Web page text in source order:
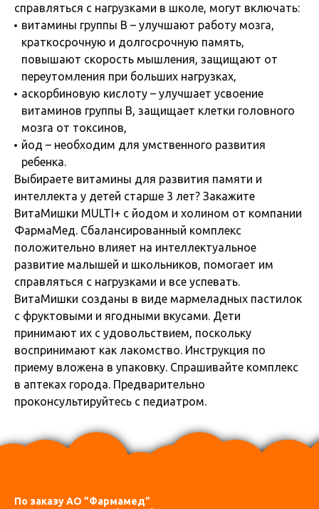
справляться с нагрузками в школе, могут включать:
витамины группы B – улучшают работу мозга,
краткосрочную и долгосрочную память,
повышают скорость мышления, защищают от
переутомления при больших нагрузках,
аскорбиновую кислоту – улучшает усвоение
витаминов группы B, защищает клетки головного
мозга от токсинов,
йод – необходим для умственного развития
ребенка.
Выбираете витамины для развития памяти и
интеллекта у детей старше 3 лет? Закажите
ВитаМишки MULTI+ с йодом и холином от компании
ФармаМед. Сбалансированный комплекс
положительно влияет на интеллектуальное
развитие малышей и школьников, помогает им
справляться с нагрузками и все успевать.
ВитаМишки созданы в виде мармеладных пастилок
с фруктовыми и ягодными вкусами. Дети
принимают их с удовольствием, поскольку
воспринимают как лакомство. Инструкция по
приему вложена в упаковку. Спрашивайте комплекс
в аптеках города. Предварительно
проконсультируйтесь с педиатром.
По заказу АО ”Фармамед”